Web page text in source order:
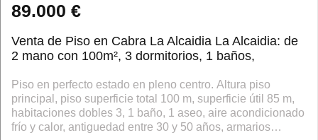
89.000 €
Venta de Piso en Cabra La Alcaidia La Alcaidia: de
2 mano con 100m², 3 dormitorios, 1 baños,
Piso en perfecto estado en pleno centro. Altura piso
principal, piso superficie total 100 m, superficie útil 85 m,
habitaciones dobles 3, 1 baño, 1 aseo, aire acondicionado
frío y calor, antiguedad entre 30 y 50 años, armarios